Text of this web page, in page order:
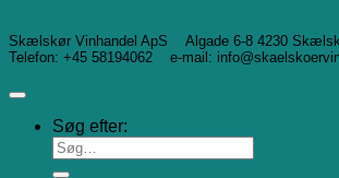
Skælskør Vinhandel ApS Algade 6-8 4230
Telefon: +45 58194062 e-mail:
Søg efter: